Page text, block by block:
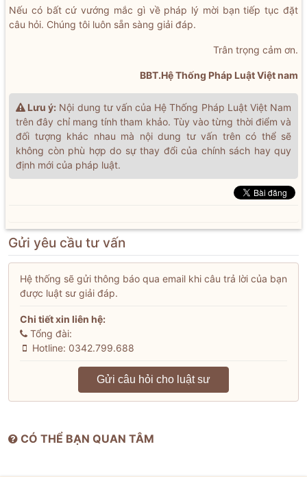
Nếu có bất cứ vướng mắc gì về pháp lý mời bạn tiếp tục đặt
câu hỏi. Chúng tôi luôn sẵn sàng giải đáp.
Trân trọng cảm ơn.
BBT.Hệ Thống Pháp Luật Việt nam
Lưu ý: Nội dung tư vấn của Hệ Thống Pháp Luật Việt Nam
trên đây chỉ mang tính tham khảo. Tùy vào từng thời điểm và
đối tượng khác nhau mà nội dung tư vấn trên có thể sẽ
không còn phù hợp do sự thay đổi của chính sách hay quy
định mới của pháp luật.
Gửi yêu cầu tư vấn
Hệ thống sẽ gửi thông báo qua email khi câu trả lời của bạn
được luật sư giải đáp.
Chi tiết xin liên hệ:
Tổng đài:
Hotline: 0342.799.688
Gửi câu hỏi cho luật sư
CÓ THỂ BẠN QUAN TÂM